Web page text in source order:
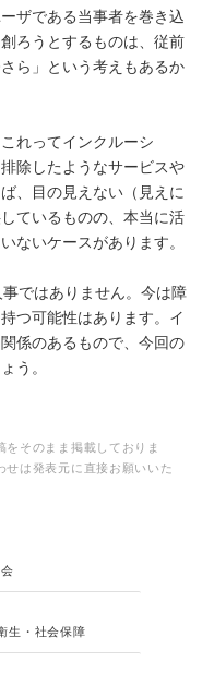
ザである当事者を巻き込
ろうとするものは、従前
ら」という考えもあるか
れってインクルーシ
除したようなサービスや
、目の見えない（見えに
ているものの、本当に活
ないケースがあります。
ではありません。今は障
つ可能性はあります。イ
係のあるもので、今回の
う。
そのまま掲載しておりま
せは発表元に直接お願いいた
生・社会保障